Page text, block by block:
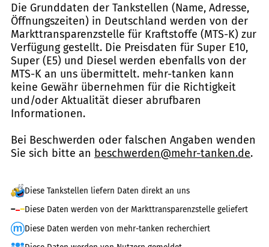
Die Grunddaten der Tankstellen (Name, Adresse,
Öffnungszeiten) in Deutschland werden von der
Markttransparenzstelle für Kraftstoffe (MTS-K) zur
Verfügung gestellt. Die Preisdaten für Super E10,
Super (E5) und Diesel werden ebenfalls von der
MTS-K an uns übermittelt. mehr-tanken kann
keine Gewähr übernehmen für die Richtigkeit
und/oder Aktualität dieser abrufbaren
Informationen.
Bei Beschwerden oder falschen Angaben wenden
Sie sich bitte an beschwerden@mehr-tanken.de.
Diese Tankstellen liefern Daten direkt an uns
Diese Daten werden von der Markttransparenzstelle geliefert
Diese Daten werden von mehr-tanken recherchiert